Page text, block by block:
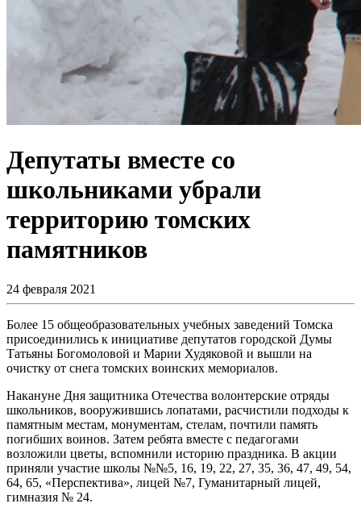
Депутаты вместе со
школьниками убрали
территорию томских
памятников
24 февраля 2021
Более 15 общеобразовательных учебных заведений Томска
присоединились к инициативе депутатов городской Думы
Татьяны Богомоловой и Марии Худяковой и вышли на
очистку от снега томских воинских мемориалов.
Накануне Дня защитника Отечества волонтерские отряды
школьников, вооружившись лопатами, расчистили подходы к
памятным местам, монументам, стелам, почтили память
погибших воинов. Затем ребята вместе с педагогами
возложили цветы, вспомнили историю праздника. В акции
приняли участие школы №№5, 16, 19, 22, 27, 35, 36, 47, 49, 54,
64, 65, «Перспектива», лицей №7, Гуманитарный лицей,
гимназия № 24.